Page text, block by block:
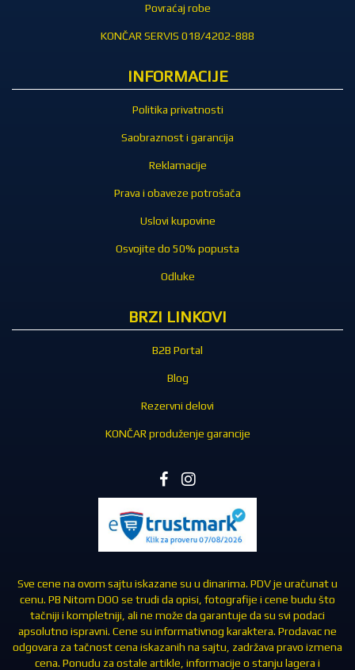
Povraćaj robe
KONČAR SERVIS 018/4202-888
INFORMACIJE
Politika privatnosti
Saobraznost i garancija
Reklamacije
Prava i obaveze potrošača
Uslovi kupovine
Osvojite do 50% popusta
Odluke
BRZI LINKOVI
B2B Portal
Blog
Rezervni delovi
KONČAR produženje garancije
Sve cene na ovom sajtu iskazane su u dinarima. PDV je uračunat u
cenu. PB Nitom DOO se trudi da opisi, fotografije i cene budu što
tačniji i kompletniji, ali ne može da garantuje da su svi podaci
apsolutno ispravni. Cene su informativnog karaktera. Prodavac ne
odgovara za tačnost cena iskazanih na sajtu, zadržava pravo izmena
cena. Ponudu za ostale artikle, informacije o stanju lagera i